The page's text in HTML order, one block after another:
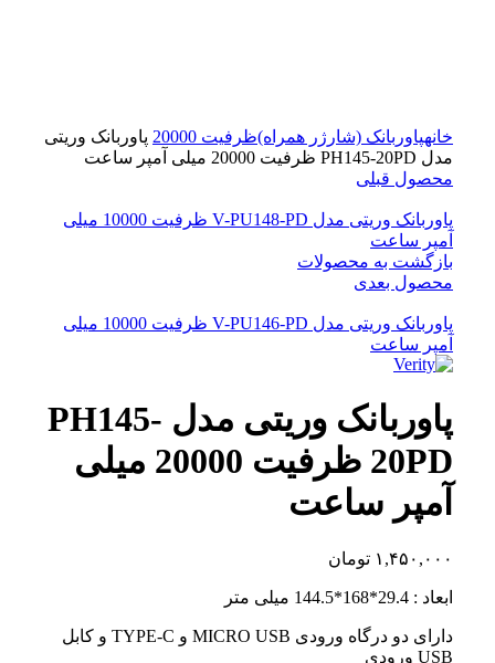
خانهپاوربانک (شارژر همراه)ظرفیت 20000
پاوربانک وریتی
مدل PH145-20PD ظرفیت 20000 میلی آمپر ساعت
محصول قبلی
پاوربانک وریتی مدل V-PU148-PD ظرفیت 10000 میلی
آمپر ساعت
بازگشت به محصولات
محصول بعدی
پاوربانک وریتی مدل V-PU146-PD ظرفیت 10000 میلی
آمپر ساعت
پاوربانک وریتی مدل PH145-
20PD ظرفیت 20000 میلی
آمپر ساعت
۱,۴۵۰,۰۰۰ تومان
ابعاد : 29.4*168*144.5 میلی متر
دارای دو درگاه ورودی MICRO USB و TYPE-C و کابل
USB ورودی